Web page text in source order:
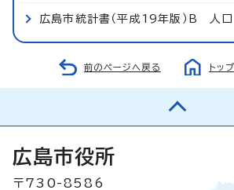
広島市統計書（平成19年版）B 人口
前のページへ戻る トッ
広島市役所
〒730-8586